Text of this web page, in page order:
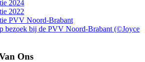
2024
2022
PVV Noord-Brabant
bezoek bij de PVV Noord-Brabant (©Joyce
Ons